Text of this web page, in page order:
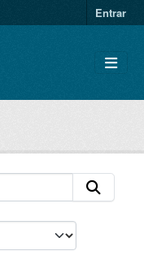
Entrar